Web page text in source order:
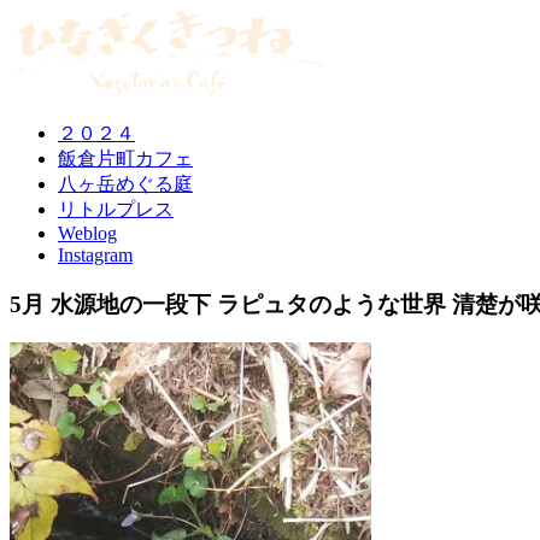
２０２４
飯倉片町カフェ
八ヶ岳めぐる庭
リトルプレス
Weblog
Instagram
5月 水源地の一段下 ラピュタのような世界 清楚が